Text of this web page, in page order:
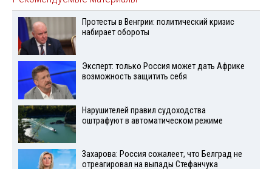
Протесты в Венгрии: политический кризис
набирает обороты
Эксперт: только Россия может дать Африке
возможность защитить себя
Нарушителей правил судоходства
оштрафуют в автоматическом режиме
Захарова: Россия сожалеет, что Белград не
отреагировал на выпады Стефанчука